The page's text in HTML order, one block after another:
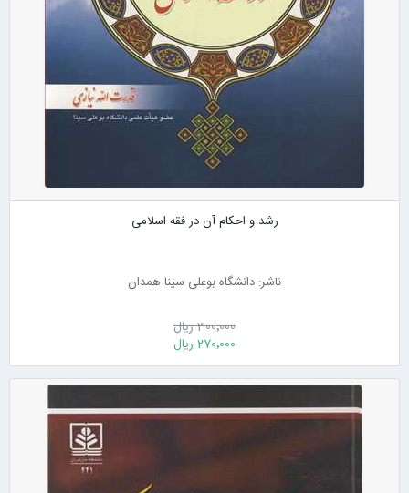
رشد و احکام آن در فقه اسلامی
ناشر: دانشگاه بوعلی سینا همدان
300٬000 ریال
270٬000 ریال